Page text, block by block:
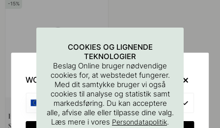
15
Husbogstav Contemporary - C -
Sort
COOKIES OG LIGNENDE
TEKNOLOGIER
Beslag Online bruger nødvendige
cookies for, at webstedet fungerer.
Med dit samtykke bruger vi også
cookies til analyse og statistik samt
markedsføring. Du kan acceptere
alle, afvise alle eller tilpasse dine valg.
Læs mere i vores Persondatapolitik.
WOULD YOU RATHER VISIT?
EU